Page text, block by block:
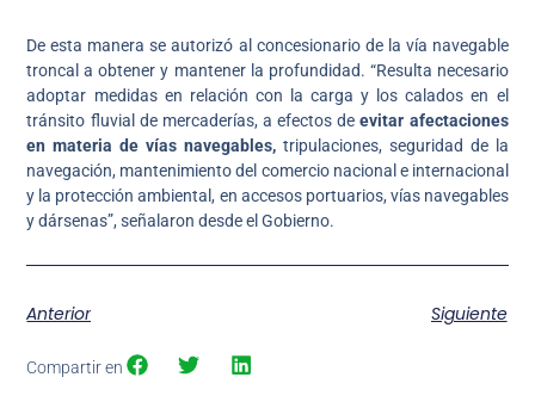
De esta manera se autorizó al concesionario de la vía navegable
troncal a obtener y mantener la profundidad. “Resulta necesario
adoptar medidas en relación con la carga y los calados en el
tránsito fluvial de mercaderías, a efectos deevitar afectaciones
en materia de vías navegables, tripulaciones, seguridad de la
navegación, mantenimiento del comercio nacional e internacional
y la protección ambiental, en accesos portuarios, vías navegables
y dársenas”, señalaron desde el Gobierno.
Anterior Siguiente
Compartir en